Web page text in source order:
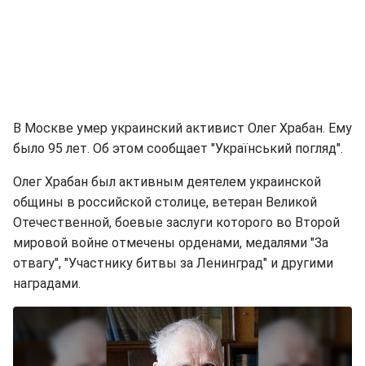
В Москве умер украинский активист Олег Храбан. Ему
было 95 лет. Об этом сообщает "Український погляд".
Олег Храбан был активным деятелем украинской
общины в российской столице, ветеран Великой
Отечественной, боевые заслуги которого во Второй
мировой войне отмечены орденами, медалями "За
отвагу", "Участнику битвы за Ленинград" и другими
наградами.